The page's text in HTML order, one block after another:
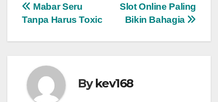
Post
navigation
Slot Online Paling
Bikin Bahagia
Mabar Seru
Tanpa Harus Toxic
Bykev168